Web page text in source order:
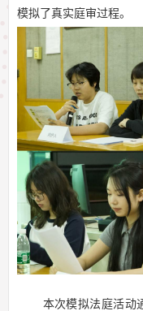
模拟了真实庭审过程。
本次模拟法庭活动